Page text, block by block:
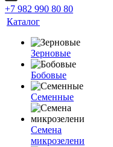
+7 982 990 80 80
Каталог
Зерновые
Бобовые
Семенные
Семена
микрозелени